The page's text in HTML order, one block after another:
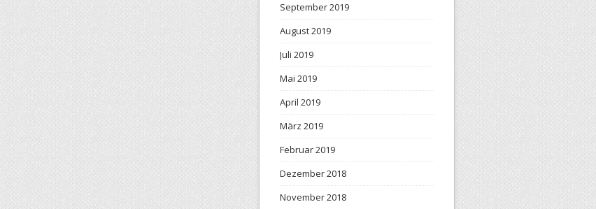
September 2019
August 2019
Juli 2019
Mai 2019
April 2019
März 2019
Februar 2019
Dezember 2018
November 2018